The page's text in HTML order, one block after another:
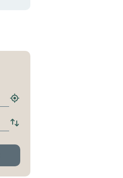
Hitta
hållplats
Byt
och